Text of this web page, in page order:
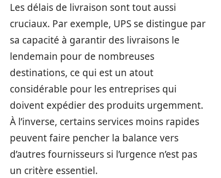
Les délais de livraison sont tout aussi
cruciaux. Par exemple, UPS se distingue par
sa capacité à garantir des livraisons le
lendemain pour de nombreuses
destinations, ce qui est un atout
considérable pour les entreprises qui
doivent expédier des produits urgemment.
À l’inverse, certains services moins rapides
peuvent faire pencher la balance vers
d’autres fournisseurs si l’urgence n’est pas
un critère essentiel.